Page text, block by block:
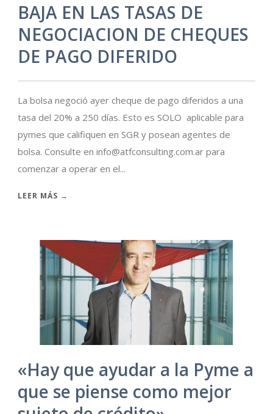
BAJA EN LAS TASAS DE
NEGOCIACION DE CHEQUES
DE PAGO DIFERIDO
La bolsa negoció ayer cheque de pago diferidos a una
tasa del 20% a 250 días. Esto es SOLO aplicable para
pymes que califiquen en SGR y posean agentes de
bolsa. Consulte en info@atfconsulting.com.ar para
comenzar a operar en el...
LEER MÁS →
«Hay que ayudar a la Pyme a
que se piense como mejor